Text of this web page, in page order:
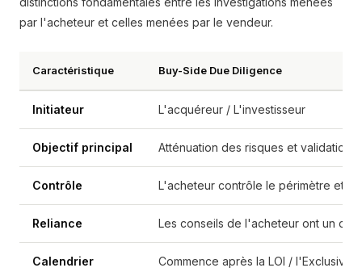
par l'acheteur et celles menées par le vendeur.
Caractéristique Buy-Side Due Diligence
Initiateur L'acquéreur / L'investisseur
Objectif principal Atténuation des risques et validation
Contrôle L'acheteur contrôle le périmètre et le
Reliance Les conseils de l'acheteur ont un
Calendrier Commence après la LOI / l'Exclusivité